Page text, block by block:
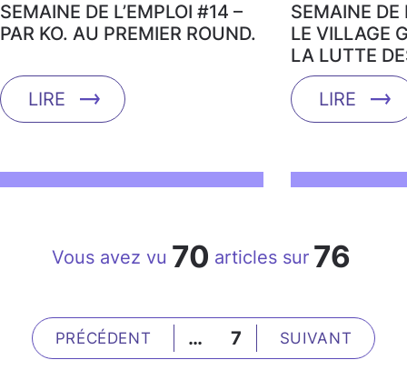
SEMAINE DE L’EMPLOI #14 –
PAR KO. AU PREMIER ROUND.
LIRE
SEMAINE DE
LE VILLAGE
LA LUTTE
LIRE
Vous avez vu 70 articles sur 76
PRÉCÉDENT … 7 SUIVANT